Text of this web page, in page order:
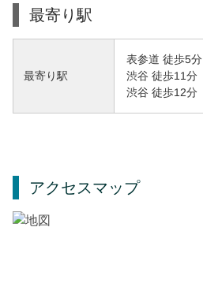
最寄り駅
最寄り駅
表参道 徒歩5分
渋谷 徒歩11分
渋谷 徒歩12分
アクセスマップ